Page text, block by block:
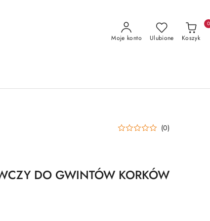
Moje konto Ulubione Koszyk
0
(0)
DO GWINTÓW KORKÓW